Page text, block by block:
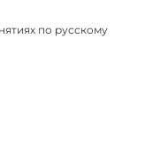
по русскому